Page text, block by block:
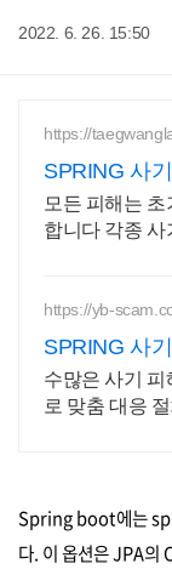
2022. 6. 26. 15:50
https://
SPRING 사
성 확인
모든 피해는
합니다 각종 사
https://yb-
SPRING 사
회수 전문
수많은 사기 피
로 맞춤 대응
Spring boot에는
다. 이 옵션은 JPA의